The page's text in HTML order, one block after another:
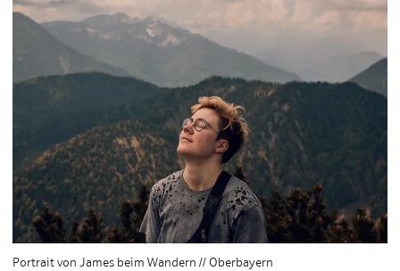
Portrait von James beim Wandern // Oberbayern